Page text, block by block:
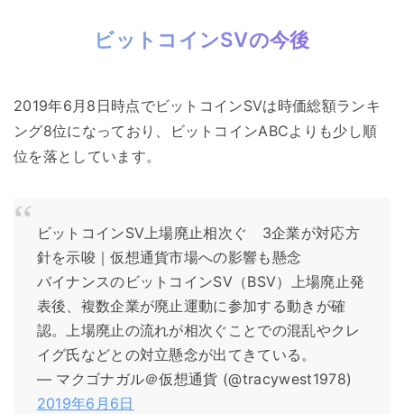
ビットコインSVの今後
2019年6月8日時点でビットコインSVは時価総額ランキ
ング8位になっており、ビットコインABCよりも少し順
位を落としています。
ビットコインSV上場廃止相次ぐ 3企業が対応方
針を示唆｜仮想通貨市場への影響も懸念
バイナンスのビットコインSV（BSV）上場廃止発
表後、複数企業が廃止運動に参加する動きが確
認。上場廃止の流れが相次ぐことでの混乱やクレ
イグ氏などとの対立懸念が出てきている。
— マクゴナガル＠仮想通貨 (@tracywest1978)
2019年6月6日